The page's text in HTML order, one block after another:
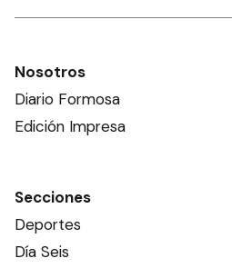
Nosotros
Diario Formosa
Edición Impresa
Secciones
Deportes
Día Seis